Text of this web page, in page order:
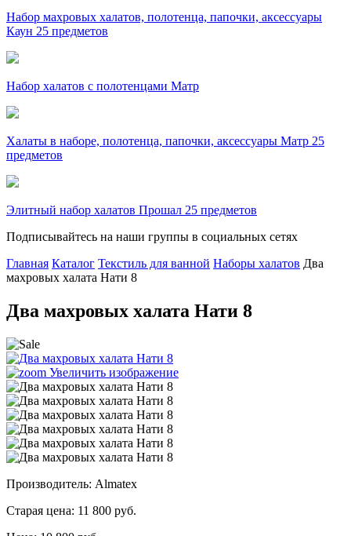
Набор махровых халатов, полотенца, папочки, аксессуары
Каун 25 предметов
Набор халатов с полотенцами Матр
Халаты в наборе, полотенца, папочки, аксессуары Матр 25
предметов
Элитный набор халатов Прошал 25 предметов
Подписывайтесь на наши группы в социальных сетях
Главная Каталог Текстиль для ванной Наборы халатов Два
махровых халата Нати 8
Два махровых халата Нати 8
Увеличить изображение
Производитель: Almatex
Старая цена: 11 800 руб.